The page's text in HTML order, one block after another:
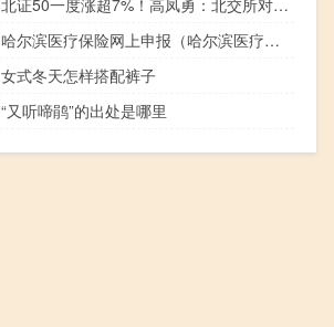
北证50一度涨超7%！高凤勇：北交所对科创板不会有明显分流效果
哈尔滨医疗保险网上申报（哈尔滨医疗保险网上申报系统）
女式冬天怎样搭配裤子
“又听啼鹃”的出处是哪里